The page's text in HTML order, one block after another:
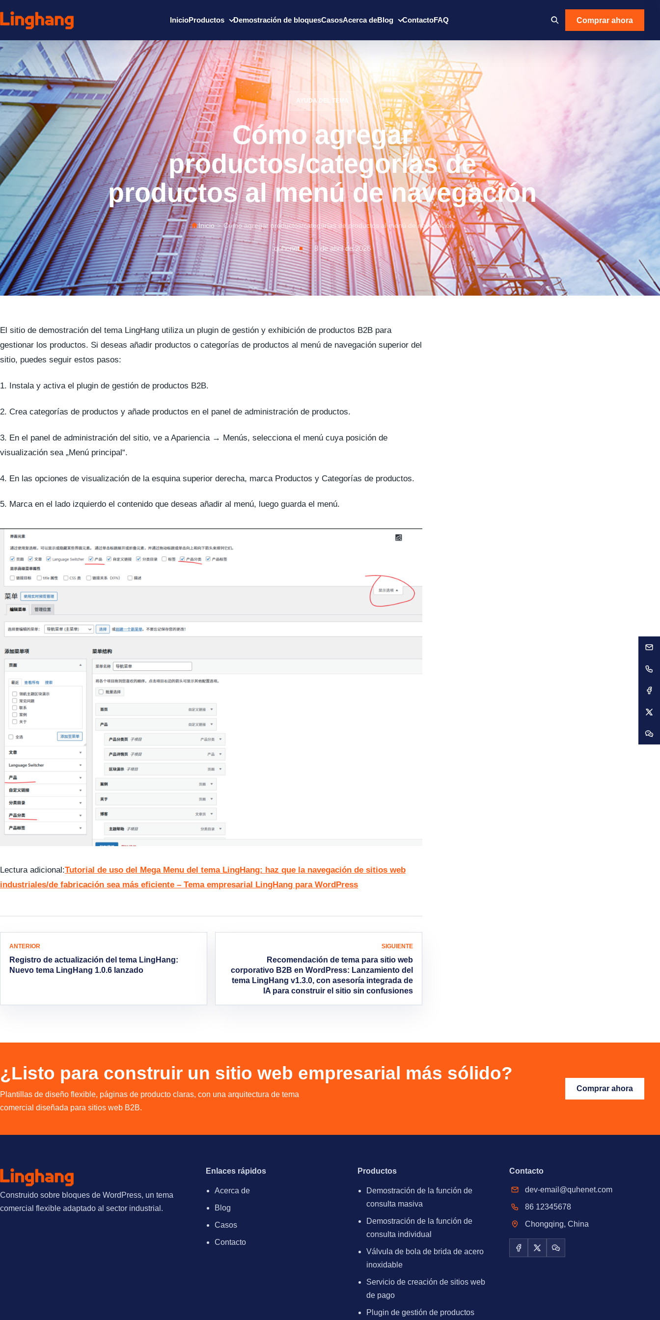
InicioProductos Demostración de bloquesCasosAcerca deBlog ContactoFAQ Comprar ahora
AYUDA DEL TEMA
Cómo agregar
productos/categorías de
productos al menú de navegación
Inicio > Cómo agregar productos/categorías de productos al menú de navegación
quhenet 8 de abril de 2026
El sitio de demostración del tema LingHang utiliza un plugin de gestión y exhibición de productos B2B para
gestionar los productos. Si deseas añadir productos o categorías de productos al menú de navegación superior del
sitio, puedes seguir estos pasos:
1. Instala y activa el plugin de gestión de productos B2B.
2. Crea categorías de productos y añade productos en el panel de administración de productos.
3. En el panel de administración del sitio, ve a Apariencia → Menús, selecciona el menú cuya posición de
visualización sea „Menú principal“.
4. En las opciones de visualización de la esquina superior derecha, marca Productos y Categorías de productos.
5. Marca en el lado izquierdo el contenido que deseas añadir al menú, luego guarda el menú.
Lectura adicional:Tutorial de uso del Mega Menu del tema LingHang: haz que la navegación de sitios web
industriales/de fabricación sea más eficiente – Tema empresarial LingHang para WordPress
Navegación del artículo
ANTERIOR
Registro de actualización del tema LingHang:
Nuevo tema LingHang 1.0.6 lanzado
SIGUIENTE
Recomendación de tema para sitio web
corporativo B2B en WordPress: Lanzamiento del
tema LingHang v1.3.0, con asesoría integrada de
IA para construir el sitio sin confusiones
¿Listo para construir un sitio web empresarial más sólido?
Plantillas de diseño flexible, páginas de producto claras, con una arquitectura de tema
comercial diseñada para sitios web B2B.
Comprar ahora
Construido sobre bloques de WordPress, un tema
comercial flexible adaptado al sector industrial.
Enlaces rápidos
Acerca de
Blog
Casos
Contacto
Productos
Demostración de la función de
consulta masiva
Demostración de la función de
consulta individual
Válvula de bola de brida de acero
inoxidable
Servicio de creación de sitios web
de pago
Plugin de gestión de productos
Contacto
dev-email@quhenet.com
86 12345678
Chongqing, China
FacebookX / TwitterWeChat